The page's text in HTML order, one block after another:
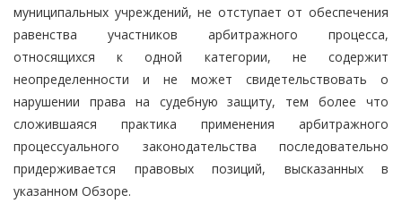
муниципальных учреждений, не отступает от обеспечения
равенства участников арбитражного процесса,
относящихся к одной категории, не содержит
неопределенности и не может свидетельствовать о
нарушении права на судебную защиту, тем более что
сложившаяся практика применения арбитражного
процессуального законодательства последовательно
придерживается правовых позиций, высказанных в
указанном Обзоре.